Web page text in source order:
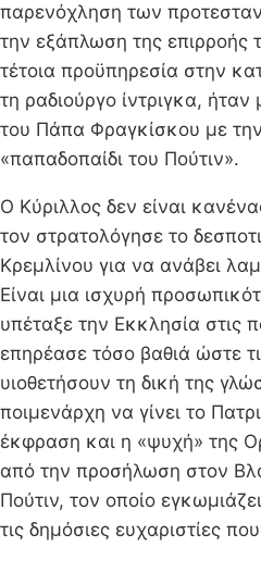
παρενόχληση των
την εξάπλωση της
τέτοια προϋπηρεσία στην
τη ραδιούργο ίντριγκα,
του Πάπα Φραγκίσκου με
«παπαδοπαίδι του Πούτιν».
Ο Κύριλλος δεν είναι
τον στρατολόγησε το
Κρεμλίνου για να ανάβει
Είναι μια ισχυρή
υπέταξε την Εκκλησία στις
επηρέασε τόσο βαθιά ώστε
υιοθετήσουν τη δική της
ποιμενάρχη να γίνει το
έκφραση και η «ψυχή» της
από την προσήλωση στον
Πούτιν, τον οποίο
τις δημόσιες ευχαριστίες